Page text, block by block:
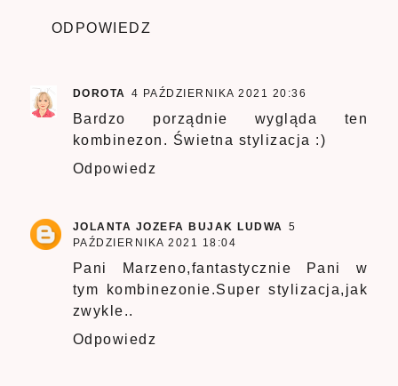
ODPOWIEDZ
DOROTA 4 PAŹDZIERNIKA 2021 20:36
Bardzo porządnie wygląda ten
kombinezon. Świetna stylizacja :)
Odpowiedz
JOLANTA JOZEFA BUJAK LUDWA 5
PAŹDZIERNIKA 2021 18:04
Pani Marzeno,fantastycznie Pani w
tym kombinezonie.Super stylizacja,jak
zwykle..
Odpowiedz